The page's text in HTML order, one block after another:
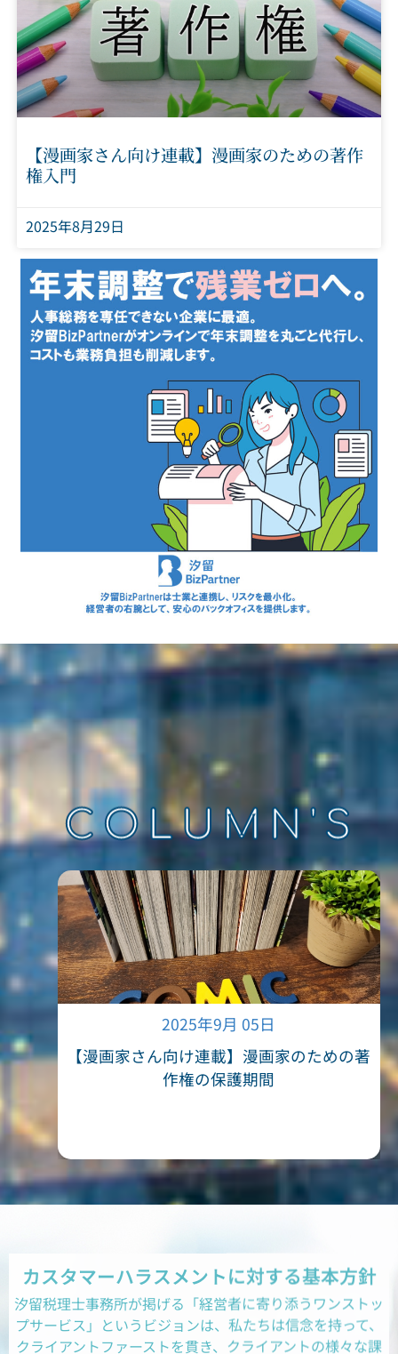
【漫画家さん向け連載】漫画家のための著作
権入門
2025年8月29日
COLUMN'S
2025年9月 05日
漫画家さん向け連載】漫画家のための著
作権の保護期間
【漫
カスタマーハラスメントに対する基本方針
汐留税理士事務所が掲げる「経営者に寄り添うワンストッ
プサービス」というビジョンは、私たちは信念を持って、
クライアントファーストを貫き、クライアントの様々な課